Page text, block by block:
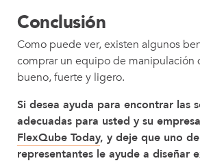
Conclusión
Como puede ver, existen algunos
comprar un equipo de manipulación
bueno, fuerte y ligero.
Si desea ayuda para encontrar las
adecuadas para usted y su
FlexQube Today, y deje que uno
representantes le ayude a diseñar